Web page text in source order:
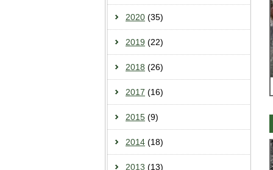
2020 (35)
2019 (22)
2018 (26)
2017 (16)
2015 (9)
2014 (18)
2013 (13)